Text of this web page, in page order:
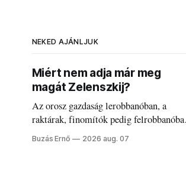
NEKED AJÁNLJUK
Miért nem adja már meg
magát Zelenszkij?
Az orosz gazdaság lerobbanóban, a
raktárak, finomítók pedig
Akárcsak az ukrán népharag, amikor
elégedetlen vezetőivel.
Buzás Ernő 2026 aug. 07